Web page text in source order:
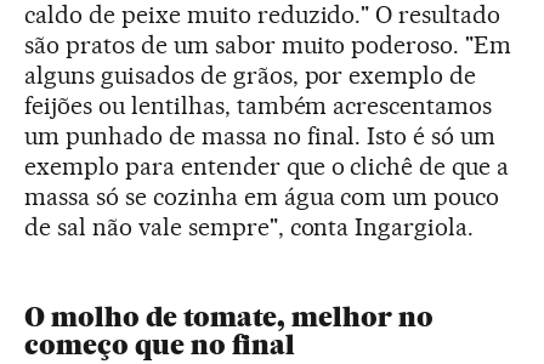
caldo de peixe muito reduzido." O resultado
são pratos de um sabor muito poderoso. "Em
alguns guisados de grãos, por exemplo de
feijões ou lentilhas, também acrescentamos
um punhado de massa no final. Isto é só um
exemplo para entender que o clichê de que a
massa só se cozinha em água com um pouco
de sal não vale sempre", conta Ingargiola.
O molho de tomate, melhor no
começo que no final